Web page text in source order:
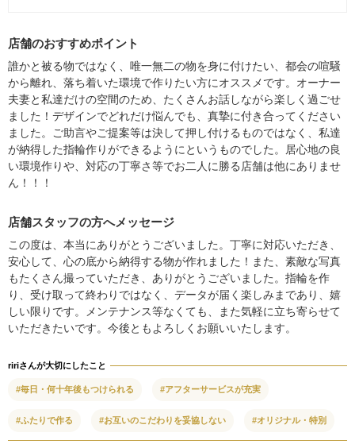
店舗のおすすめポイント
誰かと被る物ではなく、唯一無二の物を身に付けたい、都会の喧騒
から離れ、落ち着いた環境で作りたい方にオススメです。オーナー
夫妻と私達だけの空間のため、たくさんお話しながら楽しく過ごせ
ました！デザインでどれだけ悩んでも、真摯に付き合ってください
ました。ご助言やご提案等は決して押し付けるものではなく、私達
が納得した指輪作りができるようにというものでした。居心地の良
い環境作りや、対応の丁寧さ等でお二人に勝る店舗は他にありませ
ん！！！
店舗スタッフの方へメッセージ
この度は、本当にありがとうございました。丁寧に対応いただき、
安心して、心の底から納得する物が作れました！また、素敵な写真
もたくさん撮っていただき、ありがとうございました。指輪を作
り、受け取って終わりではなく、データが届く楽しみまであり、嬉
しい限りです。メンテナンス等なくても、また気軽に立ち寄らせて
いただきたいです。今後ともよろしくお願いいたします。
ririさんが大切にしたこと
#毎日・何十年後もつけられる #アフターサービスが充実
#ふたりで作る #お互いのこだわりを妥協しない #オリジナル・特別